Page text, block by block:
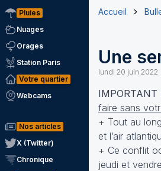
Pluies
Nuages
Orages
Station Paris
Votre quartier
Webcams
Nos articles
X (Twitter)
Chronique
Accueil
Une
lundi 20 juin 2022
IMPORTANT
faire sans
+ Tout au
et l’air
+ Ce conflit
jeudi et